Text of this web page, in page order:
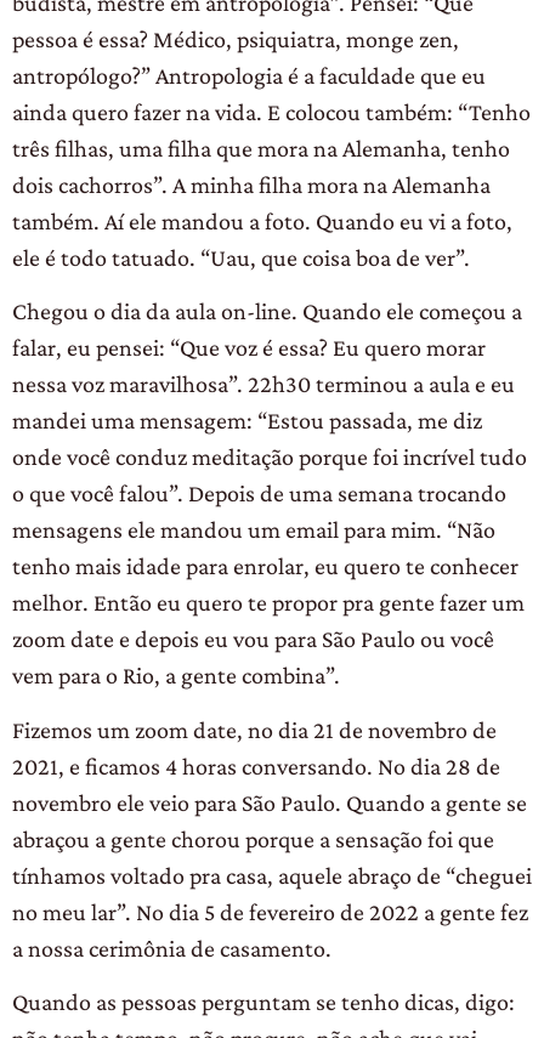
pessoa é essa? Médico, psiquiatra, monge zen,
antropólogo?” Antropologia é a faculdade que eu
ainda quero fazer na vida. E colocou também: “Tenho
três filhas, uma filha que mora na Alemanha, tenho
dois cachorros”. A minha filha mora na Alemanha
também. Aí ele mandou a foto. Quando eu vi a foto,
ele é todo tatuado. “Uau, que coisa boa de ver”.
Chegou o dia da aula on-line. Quando ele começou a
falar, eu pensei: “Que voz é essa? Eu quero morar
nessa voz maravilhosa”. 22h30 terminou a aula e eu
mandei uma mensagem: “Estou passada, me diz
onde você conduz meditação porque foi incrível tudo
o que você falou”. Depois de uma semana trocando
mensagens ele mandou um email para mim. “Não
tenho mais idade para enrolar, eu quero te conhecer
melhor. Então eu quero te propor pra gente fazer um
zoom date e depois eu vou para São Paulo ou você
vem para o Rio, a gente combina”.
Fizemos um zoom date, no dia 21 de novembro de
2021, e ficamos 4 horas conversando. No dia 28 de
novembro ele veio para São Paulo. Quando a gente se
abraçou a gente chorou porque a sensação foi que
tínhamos voltado pra casa, aquele abraço de “cheguei
no meu lar”. No dia 5 de fevereiro de 2022 a gente fez
a nossa cerimônia de casamento.
Quando as pessoas perguntam se tenho dicas, digo: